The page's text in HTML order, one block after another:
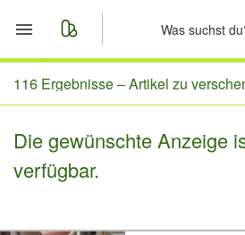
Start
Nachrichten
116 Ergebnisse –Artikel zu
Die gewünschte Anzeige
verfügbar.